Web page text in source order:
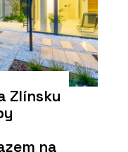
Zlínsku
na